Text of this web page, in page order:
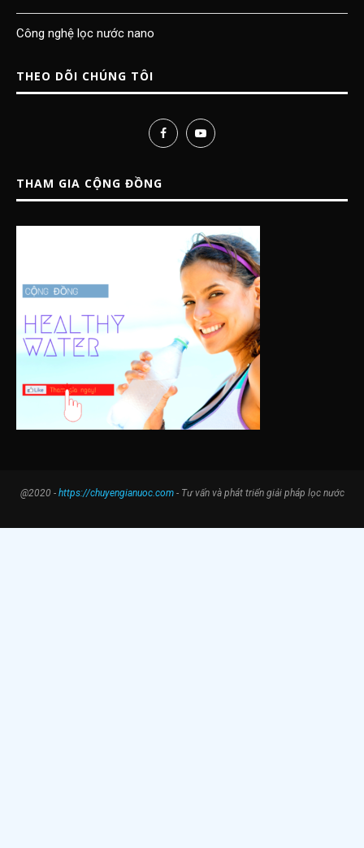
Công nghệ lọc nước nano
THEO DÕI CHÚNG TÔI
THAM GIA CỘNG ĐỒNG
@2020 - https://chuyengianuoc.com- Tư vấn và phát triển giải pháp lọc nước